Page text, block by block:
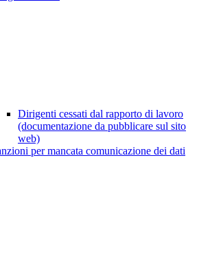
Dirigenti cessati dal rapporto di lavoro
(documentazione da pubblicare sul sito
web)
per mancata comunicazione dei dati